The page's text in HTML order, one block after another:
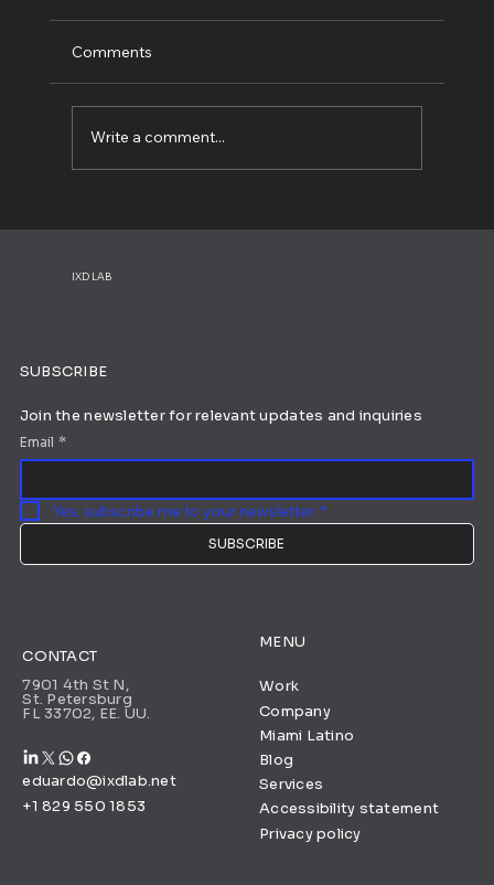
destruyendo tu producto
Comments
Write a comment...
CONTACT
7901 4th St N,
St. Petersburg
FL 33702, EE. UU.
eduardo@ixdlab.net
+1 829 550 1853
MENU
Work
Services
Company
Miami Latino
Blog
Accessibility statement
Privacy policy
IXD LAB
Join the newsletter for relevant updates and inquiries
SUBSCRIBE
Email *
Yes, subscribe me to your newsletter. *
SUBSCRIBE